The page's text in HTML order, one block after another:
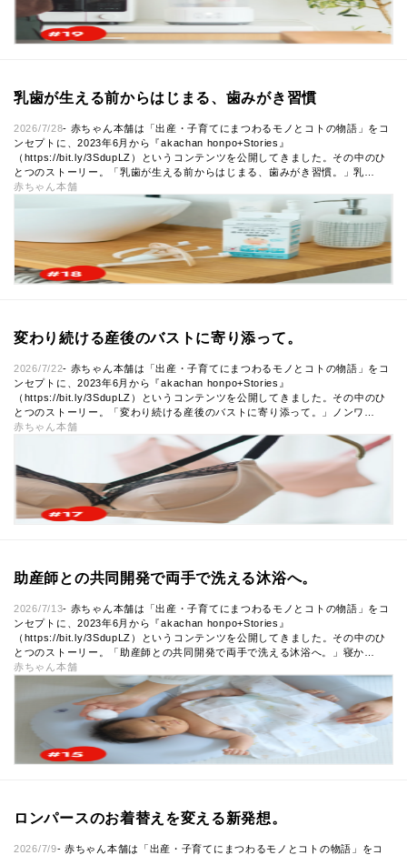
乳歯が生える前からはじまる、歯みがき習慣
2026/7/28- 赤ちゃん本舗は「出産・子育てにまつわるモノとコトの物語」をコ
ンセプトに、2023年6月から『akachan honpo+Stories』
（https://bit.ly/3SdupLZ）というコンテンツを公開してきました。その中のひ
とつのストーリー。「乳歯が生える前からはじまる、歯みがき習慣。」乳…
赤ちゃん本舗
変わり続ける産後のバストに寄り添って。
2026/7/22- 赤ちゃん本舗は「出産・子育てにまつわるモノとコトの物語」をコ
ンセプトに、2023年6月から『akachan honpo+Stories』
（https://bit.ly/3SdupLZ）というコンテンツを公開してきました。その中のひ
とつのストーリー。「変わり続ける産後のバストに寄り添って。」ノンワ…
赤ちゃん本舗
助産師との共同開発で両手で洗える沐浴へ。
2026/7/13- 赤ちゃん本舗は「出産・子育てにまつわるモノとコトの物語」をコ
ンセプトに、2023年6月から『akachan honpo+Stories』
（https://bit.ly/3SdupLZ）というコンテンツを公開してきました。その中のひ
とつのストーリー。「助産師との共同開発で両手で洗える沐浴へ。」寝か…
赤ちゃん本舗
ロンパースのお着替えを変える新発想。
2026/7/9- 赤ちゃん本舗は「出産・子育てにまつわるモノとコトの物語」をコ